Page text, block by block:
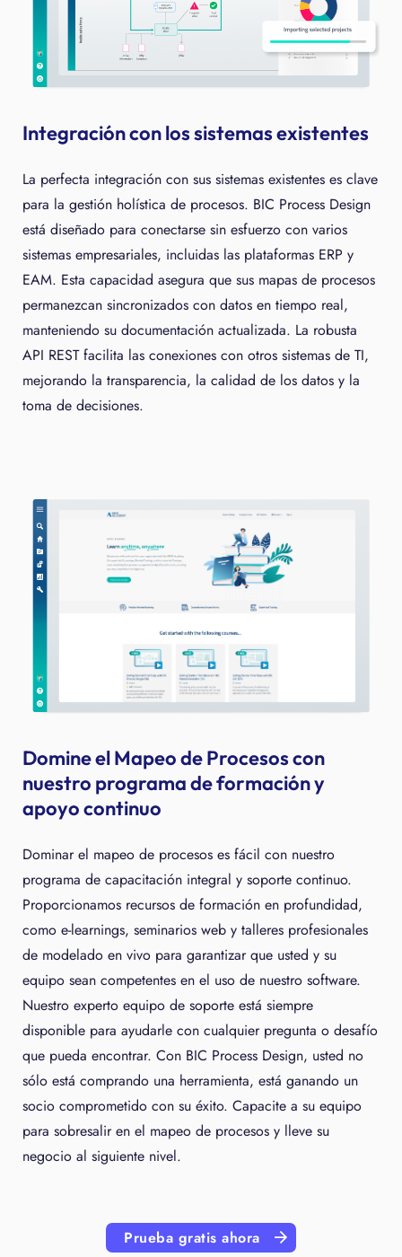
Integración con los sistemas existentes
La perfecta integración con sus sistemas existentes es clave
para la gestión holística de procesos. BIC Process Design
está diseñado para conectarse sin esfuerzo con varios
sistemas empresariales, incluidas las plataformas ERP y
EAM. Esta capacidad asegura que sus mapas de procesos
permanezcan sincronizados con datos en tiempo real,
manteniendo su documentación actualizada. La robusta
API REST facilita las conexiones con otros sistemas de TI,
mejorando la transparencia, la calidad de los datos y la
toma de decisiones.
Domine el Mapeo de Procesos con
nuestro programa de formación y
apoyo continuo
Dominar el mapeo de procesos es fácil con nuestro
programa de capacitación integral y soporte continuo.
Proporcionamos recursos de formación en profundidad,
como e-learnings, seminarios web y talleres profesionales
de modelado en vivo para garantizar que usted y su
equipo sean competentes en el uso de nuestro software.
Nuestro experto equipo de soporte está siempre
disponible para ayudarle con cualquier pregunta o desafío
que pueda encontrar. Con BIC Process Design, usted no
sólo está comprando una herramienta, está ganando un
socio comprometido con su éxito. Capacite a su equipo
para sobresalir en el mapeo de procesos y lleve su
negocio al siguiente nivel.
Prueba gratis ahora